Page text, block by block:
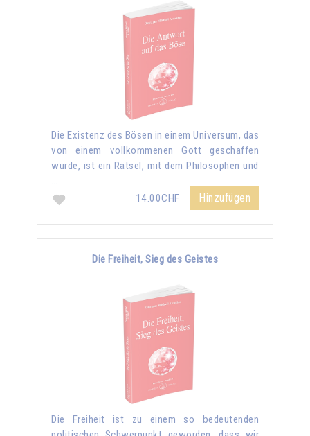
Die Existenz des Bösen in einem Universum, das
von einem vollkommenen Gott geschaffen
wurde, ist ein Rätsel, mit dem Philosophen und
…
14.00CHF
Hinzufügen
Die Freiheit, Sieg des Geistes
Die Freiheit ist zu einem so bedeutenden